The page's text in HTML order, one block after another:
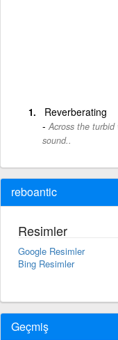
Reverberating
Across the
sound..
reboantic
Resimler
Google Resimler
Bing Resimler
Geçmiş